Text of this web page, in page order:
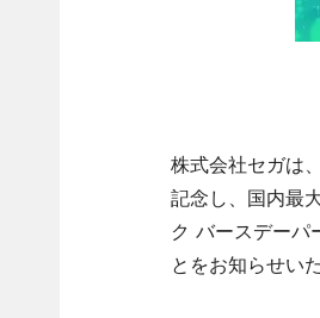
株式会社セガは
記念し、国内最
ク バースデーパ
とをお知らせい